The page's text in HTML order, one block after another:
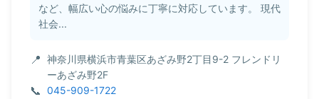
など、幅広い心の悩みに丁寧に対応しています。 現代
社会...
神奈川県横浜市青葉区あざみ野2丁目9-2 フレンドリ
ーあざみ野2F
045-909-1722